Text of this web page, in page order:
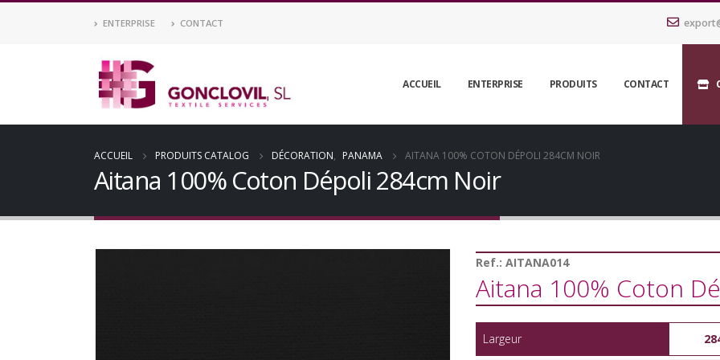
ENTERPRISE CONTACT
ACCUEIL ENTERPRISE PRODUITS CONTACT
ACCUEIL PRODUITS CATALOG DÉCORATION, PANAMA AITANA 100% COTON DÉPOLI 284CM NOIR
Aitana 100% Coton Dépoli 284cm Noir
Ref.: AITANA014
Aitana 100% Coton
Largeur